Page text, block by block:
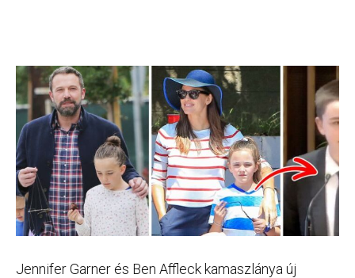
Jennifer Garner és Ben Affleck kamaszlánya új